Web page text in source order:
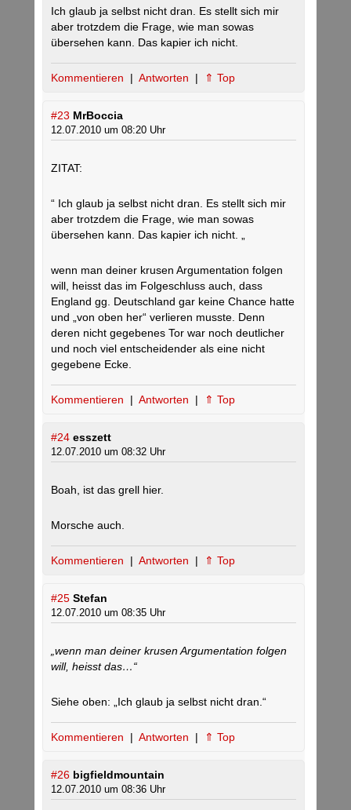
Ich glaub ja selbst nicht dran. Es stellt sich mir
aber trotzdem die Frage, wie man sowas
übersehen kann. Das kapier ich nicht.
Kommentieren | Antworten | ⇑ Top
#23 MrBoccia
12.07.2010 um 08:20 Uhr
ZITAT:
“ Ich glaub ja selbst nicht dran. Es stellt sich mir
aber trotzdem die Frage, wie man sowas
übersehen kann. Das kapier ich nicht. „
wenn man deiner krusen Argumentation folgen
will, heisst das im Folgeschluss auch, dass
England gg. Deutschland gar keine Chance hatte
und „von oben her“ verlieren musste. Denn
deren nicht gegebenes Tor war noch deutlicher
und noch viel entscheidender als eine nicht
gegebene Ecke.
Kommentieren | Antworten | ⇑ Top
#24 esszett
12.07.2010 um 08:32 Uhr
Boah, ist das grell hier.
Morsche auch.
Kommentieren | Antworten | ⇑ Top
#25 Stefan
12.07.2010 um 08:35 Uhr
„wenn man deiner krusen Argumentation folgen
will, heisst das…“
Siehe oben: „Ich glaub ja selbst nicht dran.“
Kommentieren | Antworten | ⇑ Top
#26 bigfieldmountain
12.07.2010 um 08:36 Uhr